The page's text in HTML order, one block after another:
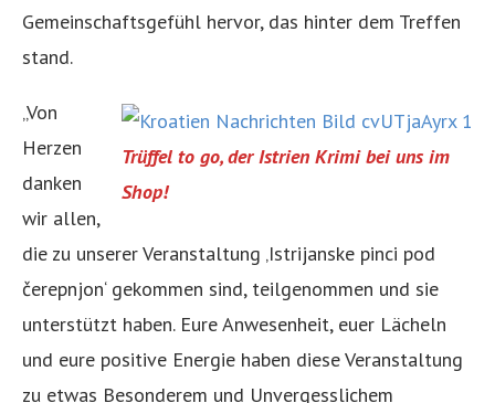
Gemeinschaftsgefühl hervor, das hinter dem Treffen
stand.
Trüffel to go, der Istrien Krimi bei uns im
Shop!
„Von
Herzen
danken
wir allen,
die zu unserer Veranstaltung ‚Istrijanske pinci pod
čerepnjon‘ gekommen sind, teilgenommen und sie
unterstützt haben. Eure Anwesenheit, euer Lächeln
und eure positive Energie haben diese Veranstaltung
zu etwas Besonderem und Unvergesslichem